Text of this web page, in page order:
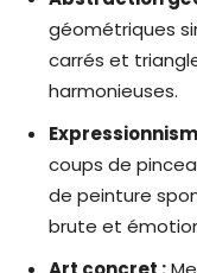
géométriques
carrés et
harmonieuses.
coups de
de peinture
brute et